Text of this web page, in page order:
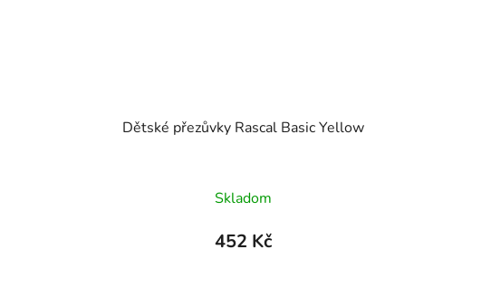
Dětské přezůvky Rascal Basic Yellow
Skladom
452 Kč